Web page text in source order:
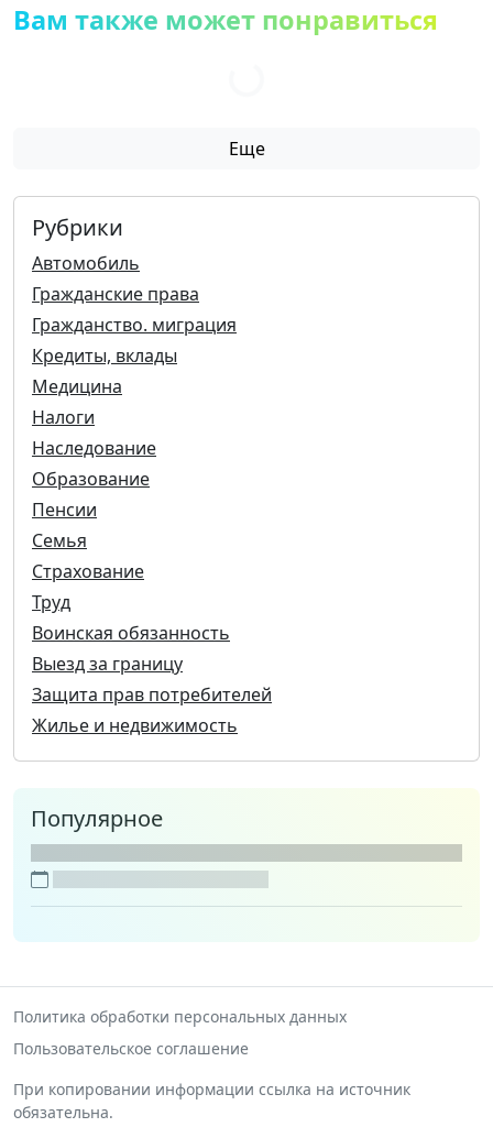
Вам также может понравиться
Еще
Рубрики
Автомобиль
Гражданские права
Гражданство. миграция
Кредиты, вклады
Медицина
Налоги
Наследование
Образование
Пенсии
Семья
Страхование
Труд
Воинская обязанность
Выезд за границу
Защита прав потребителей
Жилье и недвижимость
Популярное
Политика обработки персональных данных
Пользовательское соглашение
При копировании информации ссылка на источник
обязательна.